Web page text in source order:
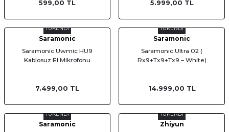
599,00 TL
Kamera Uyumlu
5.999,00 TL
TÜKENDİ
Saramonic
Saramonic Uwmic HU9
Kablosuz El Mikrofonu
7.499,00 TL
TÜKENDİ
Saramonic
Saramonic Ultra 02 (
Rx9+Tx9+Tx9 – White)
14.999,00 TL
TÜKENDİ
Saramonic
TÜKENDİ
Zhiyun